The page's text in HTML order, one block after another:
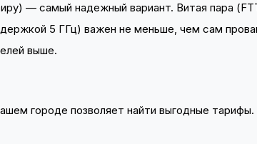
— самый надежный вариант. Витая пара
5 ГГц) важен не меньше, чем сам
выше.
городе позволяет найти выгодные